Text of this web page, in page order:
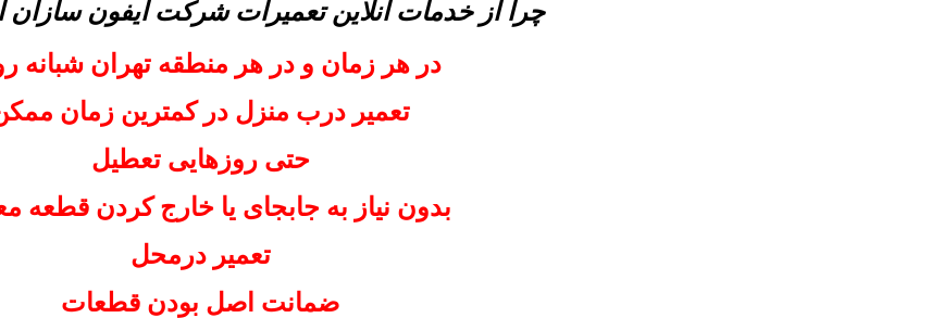
چرا از خدمات انلاین تعمیرات شرکت آیفون سازان
در هر زمان و در هر منطقه تهران شبانه
تعمیر درب منزل در کمترین زمان
حتی روزهایی تعطیل
بدون نیاز به جابجای یا خارج کردن قطعه
تعمیر درمحل
ضمانت اصل بودن قطعات